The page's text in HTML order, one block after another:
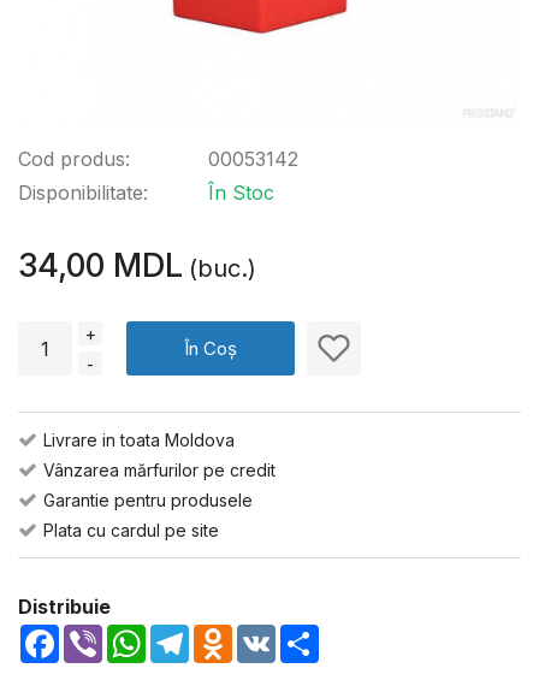
Cod produs:
Disponibilitate:
00053142
În Stoc
34,00 MDL (buc.)
+
-
În Coș
Livrare in toata Moldova
Vânzarea mărfurilor pe credit
Garantie pentru produsele
Plata cu cardul pe site
Distribuie
Facebook
Viber WhatsApp
TelegramOdnoklassniki
VK